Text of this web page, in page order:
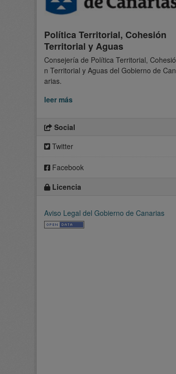
Política Territorial, Cohesión
Territorial y Aguas
Consejería de Política Territorial, Cohesió
n Territorial y Aguas del Gobierno de Can
arias.
leer más
Social
Twitter
Facebook
Licencia
Aviso Legal del Gobierno de Canarias